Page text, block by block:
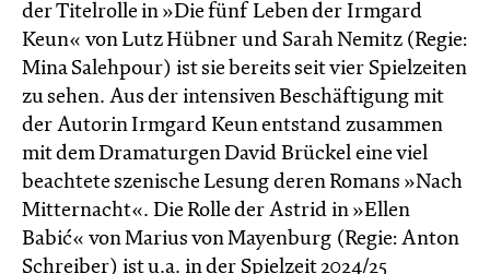
der Titelrolle in »Die fünf Leben der Irmgard
Keun« von Lutz Hübner und Sarah Nemitz (Regie:
Mina Salehpour) ist sie bereits seit vier Spielzeiten
zu sehen. Aus der intensiven Beschäftigung mit
der Autorin Irmgard Keun entstand zusammen
mit dem Dramaturgen David Brückel eine viel
beachtete szenische Lesung deren Romans »Nach
Mitternacht«. Die Rolle der Astrid in »Ellen
Babić« von Marius von Mayenburg (Regie: Anton
Schreiber) ist u.a. in der Spielzeit 2024/25